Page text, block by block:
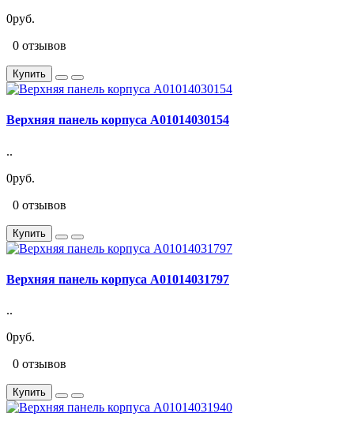
0руб.
0 отзывов
Купить
Верхняя панель корпуса A01014030154
..
0руб.
0 отзывов
Купить
Верхняя панель корпуса A01014031797
..
0руб.
0 отзывов
Купить